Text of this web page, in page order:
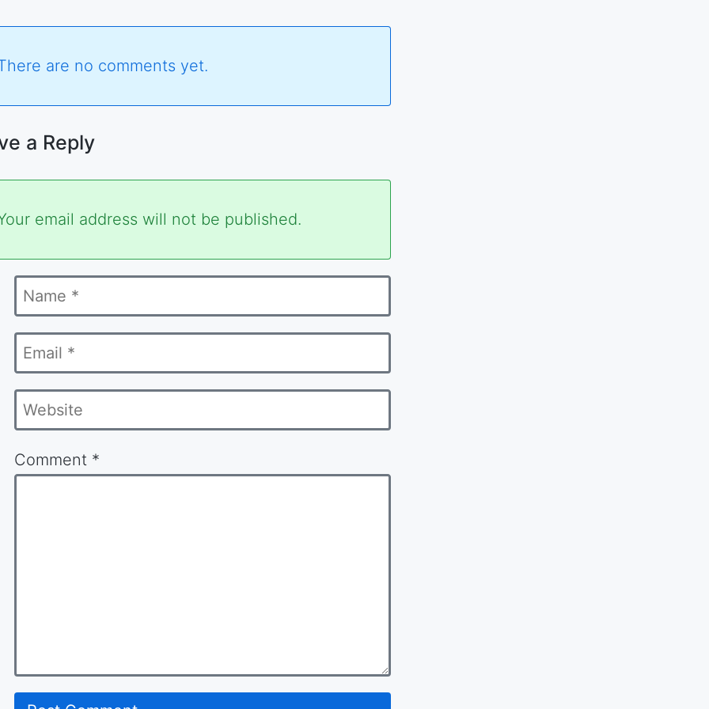
are no comments yet.
a Reply
email address will not be published.
Name
*
Email
*
Website
Comment *